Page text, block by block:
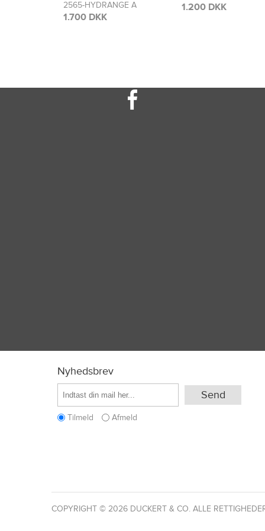
1.200 DKK
2566-HYDRANGE A
Nyhedsbrev
Tilmeld Afmeld
COPYRIGHT © 2026 DUCKERT & CO. ALLE